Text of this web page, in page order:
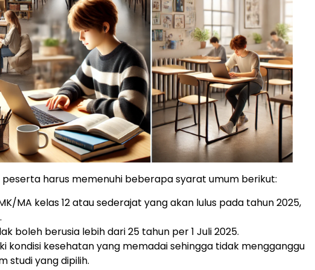
peserta harus memenuhi beberapa syarat umum berikut:
MA kelas 12 atau sederajat yang akan lulus pada tahun 2025,
boleh berusia lebih dari 25 tahun per 1 Juli 2025.​
kondisi kesehatan yang memadai sehingga tidak mengganggu
studi yang dipilih.​